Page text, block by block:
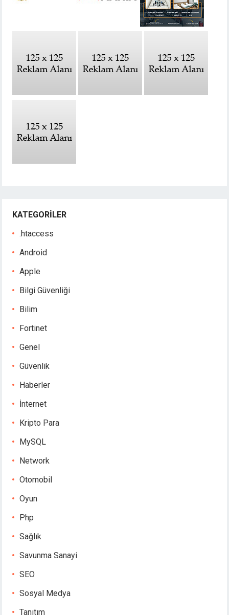
KATEGORILER
.htaccess
Android
Apple
Bilgi Güvenliği
Bilim
Fortinet
Genel
Güvenlik
Haberler
İnternet
Kripto Para
MySQL
Network
Otomobil
Oyun
Php
Sağlık
Savunma Sanayi
SEO
Sosyal Medya
Tanıtım